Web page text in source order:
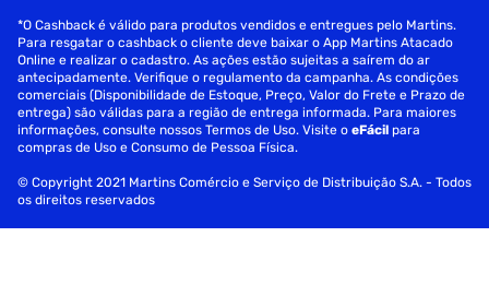
*O Cashback é válido para produtos vendidos e entregues pelo Martins.
Para resgatar o cashback o cliente deve baixar o App Martins Atacado
Online e realizar o cadastro. As ações estão sujeitas a saírem do ar
antecipadamente. Verifique o regulamento da campanha. As condições
comerciais (Disponibilidade de Estoque, Preço, Valor do Frete e Prazo de
entrega) são válidas para a região de entrega informada. Para maiores
informações, consulte nossos Termos de Uso. Visite oeFácil para
compras de Uso e Consumo de Pessoa Física.
© Copyright 2021 Martins Comércio e Serviço de Distribuição S.A. - Todos
os direitos reservados